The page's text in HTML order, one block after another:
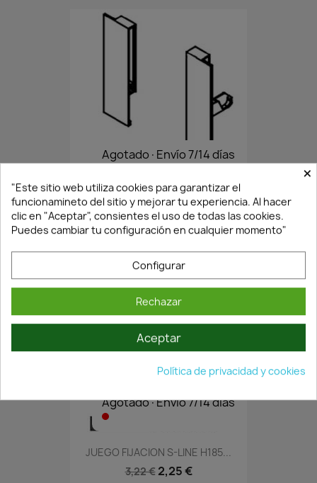
Agotado·Envío 7/14 días
JUEGO FIJACION S-LINE H121...
2,60 €1,82 €
Agotado·Envío 7/14 días
JUEGO FIJACION S-LINE H185...
3,22 € 2,25 €
×
"Este sitio web utiliza cookies para garantizar el
funcionamineto del sitio y mejorar tu experiencia. Al hacer
clic en "Aceptar", consientes el uso de todas las cookies.
Puedes cambiar tu configuración en cualquier momento"
Configurar
Rechazar
Aceptar
Política de privacidad y cookies